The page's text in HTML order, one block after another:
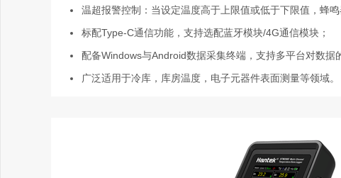
温超报警控制：当设定温度高于上限值或低于下限值，蜂鸣
标配Type-C通信功能，支持选配蓝牙模块/4G通信模块；
配备Windows与Android数据采集终端，支持多平台对数据
广泛适用于冷库，库房温度，电子元器件表面测量等领域。